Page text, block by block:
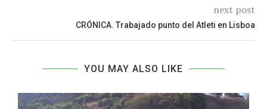
next post
CRÓNICA. Trabajado punto del Atleti en Lisboa
YOU MAY ALSO LIKE